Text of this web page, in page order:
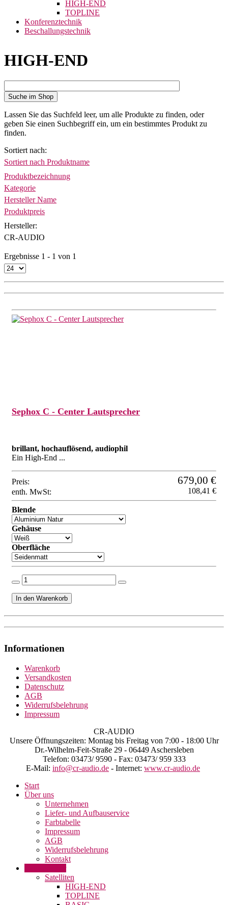
HIGH-END
TOPLINE
Konferenztechnik
Beschallungstechnik
HIGH-END
Suche im Shop
Lassen Sie das Suchfeld leer, um alle Produkte zu finden, oder
geben Sie einen Suchbegriff ein, um ein bestimmtes Produkt zu
finden.
Sortiert nach
Sortiert nach Produktname
Produktbezeichnung
Kategorie
Hersteller Name
Produktpreis
Hersteller:
CR-AUDIO
Ergebnisse 1 - 1 von 1
Sephox C - Center Lautsprecher
brillant, hochauflösend, audiophil
Ein High-End ...
Preis: 679,00 €
enth. MwSt: 108,41 €
Blende
Gehäuse
Oberfläche
Informationen
Warenkorb
Versandkosten
Datenschutz
AGB
Widerrufsbelehrung
Impressum
CR-AUDIO
Unsere Öffnungszeiten: Montag bis Freitag von 7:00 - 18:00 Uhr
Dr.-Wilhelm-Feit-Straße 29 - 06449 Aschersleben
Telefon: 03473/ 9590 - Fax: 03473/ 959 333
E-Mail: info@cr-audio.de - Internet: www.cr-audio.de
Start
Über uns
Unternehmen
Liefer- und Aufbauservice
Farbtabelle
Impressum
AGB
Widerrufsbelehrung
Kontakt
Satelliten
HIGH-END
TOPLINE